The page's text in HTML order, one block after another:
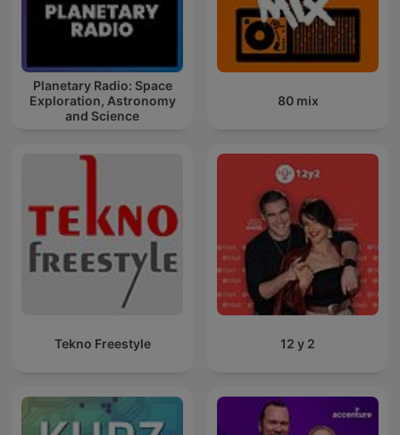
Planetary Radio: Space
Exploration, Astronomy
and Science
80 mix
Tekno Freestyle 12 y 2